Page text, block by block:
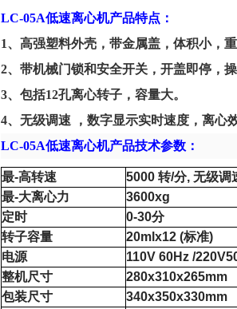
LC-05A低速离心机产品特点 ：
1、高强塑料外壳，带金属盖，体积小，重
2、带机械门锁和安全开关，开盖即停，操
3、包括12孔离心转子，容量大。
4、无级调速 ，数字显示实时速度，离心
LC-05A低速离心机产品技术参数 ：
最-高转速
5000 转/分, 无级调
最-大离心力 3600xg
定时
0-30分
转子容量
20mlx12 (标准)
电源
110V 60Hz /
整机尺寸
280x310x265mm
包装尺寸
340x350x330mm